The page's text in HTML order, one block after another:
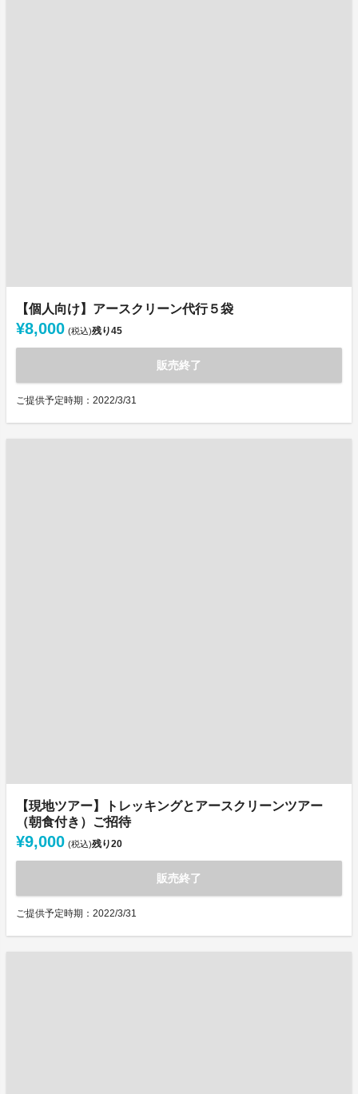
【個人向け】アースクリーン代行５袋
¥8,000 (税込)残り45
販売終了
ご提供予定時期：2022/3/31
【現地ツアー】トレッキングとアースクリーンツアー
（朝食付き）ご招待
¥9,000 (税込)残り20
販売終了
ご提供予定時期：2022/3/31